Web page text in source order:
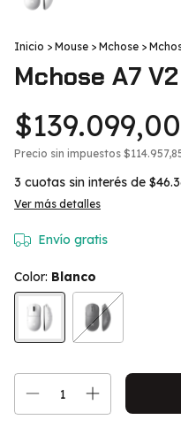
Inicio > Mouse > Mchose >
Mchose A7
$139.099,00
Precio sin impuestos
3 cuotas sin interés de
Ver más detalles
Envío gratis
Color: Blanco